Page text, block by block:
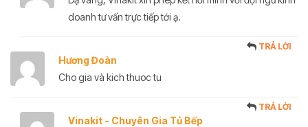
doanh tư vấn trực tiếp tới ạ.
Hương Đoàn
TRẢ LỜI
Cho gia và kich thuoc tu
Vinakit - Chuyên Gia Tủ Bếp
TRẢ LỜI